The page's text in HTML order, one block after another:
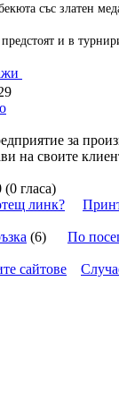
със златен
и в
за
на своите
(0 гласа)
линк?
(6) По
сайтове